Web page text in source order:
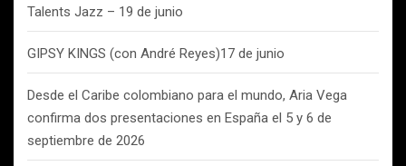
Talents Jazz – 19 de junio
GIPSY KINGS (con André Reyes)17 de junio
Desde el Caribe colombiano para el mundo, Aria Vega
confirma dos presentaciones en España el 5 y 6 de
septiembre de 2026